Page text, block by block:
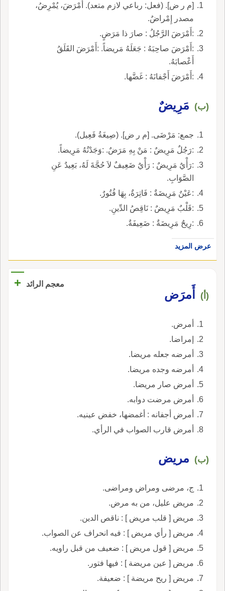
[م ر ض]. (فعل: رباعي لازم متعد). أَمْرَضَ، يُمْرِضُ،
مصدر إِمْراضٌ.
:أَمْرَضَ الرَّجُلُ : صارَ ذا مَرَضٍ.
:أَمْرَضَ صاحِبَهُ : جَعَلَهُ مَريضاً. :أَمْرَضَ القَلَقُ
أَعْصابَهُ.
:أَمْرَضَ أَجْفانَهُ : غَضَّها.
(ب) مَرِيضٌ
جمع: مَرْضَى. [م ر ض]. (صِيغَةُ فَعِيل).
:رَجُلٌ مَرِيضٌ : مَنْ بِهِ مَرَضٌ. :وَجَدْتُهُ مَرِيضاً.
:رَأْيٌ مَرِيضٌ : رَأْيٌ ضَعِيفٌ لاَ حُجَّةَ لَهُ، بَعِيدٌ عَنِ
الصَّوَابِ.
:عَيْنٌ مَرِيضَةٌ : فَاتِرَةٌ، بِهَا فُتُورٌ.
:قَلْبٌ مَرِيضٌ : نَاقِصُ الدِّينِ.
:رِيحٌ مَرِيضَةٌ : ضَعِيفَةٌ.
عرض المزيد
معجم الرائد +
(أ) أَمرَض
أمرض.
إمراضا.
أمرضه جعله مريضا.
أمرضه وجده مريضا.
أمرض صار مريضا.
أمرض مرضت دوابه.
أمرض أجفانه : أغمضها، خفض عينيه.
أمرض قارب الصواب في الرأي.
(ب) مريض
ج، مرضى ومراض ومراضى.
مريض عليل، من به مرض.
مريض [ قلب مريض ] : ناقص الدين.
مريض [ رأي مريض ] : فيه انحراف عن الصواب.
مريض [ قول مريض ] : ضعيف من قبل راويه.
مريض [ عين مريضة ] : فيها فتور.
مريض [ ريح مريضة ] : ضعيفة.